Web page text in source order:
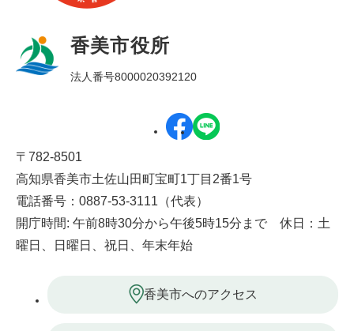
香美市役所
法人番号8000020392120
〒782-8501
高知県香美市土佐山田町宝町1丁目2番1号
電話番号：0887-53-3111（代表）
開庁時間: 午前8時30分から午後5時15分まで 休日：土
曜日、日曜日、祝日、年末年始
香美市へのアクセス